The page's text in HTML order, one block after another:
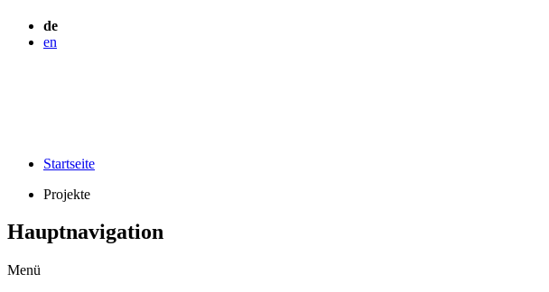
de
en
Startseite
Projekte
Hauptnavigation
Menü